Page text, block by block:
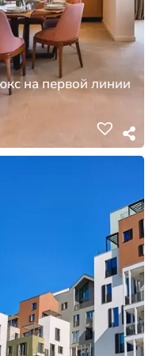
на первой линии